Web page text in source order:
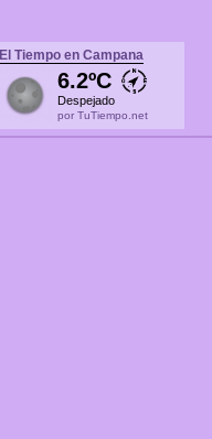
El Tiempo en Campana
6.2ºC
Despejado
por TuTiempo.net